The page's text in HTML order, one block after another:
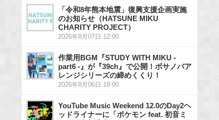
「令和8年熊本地震」復興支援企画実施
のお知らせ（HATSUNE MIKU
CHARITY PROJECT）
2026年8月07日 12:00
作業用BGM『STUDY WITH MIKU -
part6 -』が『39ch』で公開！ボサノバア
レンジシリーズの締めくくり！
2026年8月06日 19:00
YouTube Music Weekend 12.0のDay2ヘ
ッドライナーに「ポケモン feat. 初音ミ